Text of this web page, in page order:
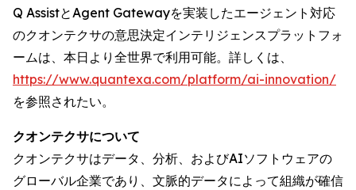
Q AssistとAgent Gatewayを実装したエージェント対応
のクオンテクサの意思決定インテリジェンスプラットフォ
ームは、本日より全世界で利用可能。詳しくは、
https://www.quantexa.com/platform/ai-innovation/
を参照されたい。
クオンテクサについて
クオンテクサはデータ、分析、およびAIソフトウェアの
グローバル企業であり、文脈的データによって組織が確信